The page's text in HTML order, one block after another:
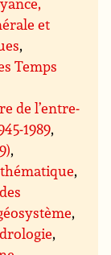
et
,
Temps
de l’entre-
1989,
,
,
,
,